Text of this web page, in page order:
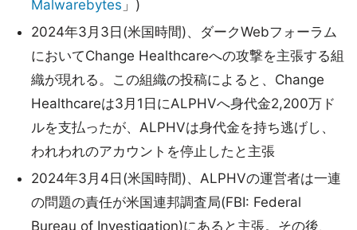
Malwarebytes 」)
2024年3月3日(米国時間)、ダークWebフォーラム
においてChange Healthcareへの攻撃を主張する組
織が現れる。この組織の投稿によると、Change
Healthcareは3月1日にALPHVへ身代金2,200万ド
ルを支払ったが、ALPHVは身代金を持ち逃げし、
われわれのアカウントを停止したと主張
2024年3月4日(米国時間)、ALPHVの運営者は一連
の問題の責任が米国連邦調査局(FBI: Federal
Bureau of Investigation)にあると主張。その後、